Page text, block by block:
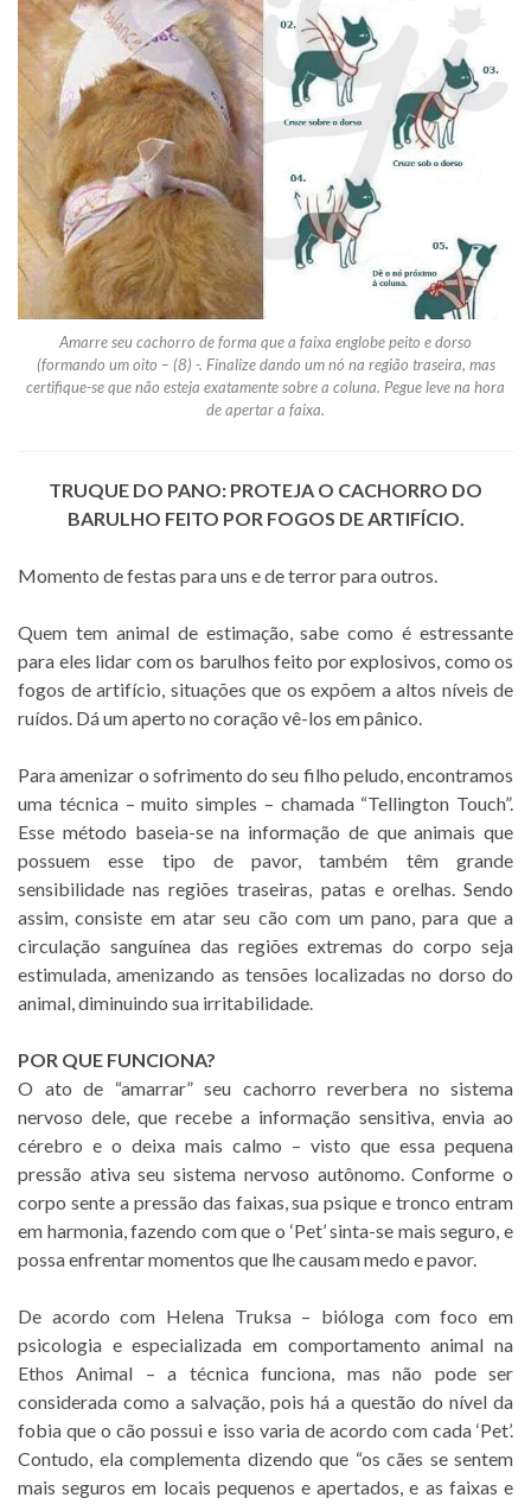
Amarre seu cachorro de forma que a faixa englobe peito e dorso
(formando um oito – (8) -. Finalize dando um nó na região traseira, mas
certifique-se que não esteja exatamente sobre a coluna. Pegue leve na hora
de apertar a faixa.
TRUQUE DO PANO: PROTEJA O CACHORRO DO
BARULHO FEITO POR FOGOS DE ARTIFÍCIO.
Momento de festas para uns e de terrorpara outros.
Quem tem animal de estimação, sabe como é estressante
para eles lidar com os barulhos feito por explosivos, como os
fogos de artifício, situações que os expõem a altos níveis de
ruídos. Dá um aperto no coração vê-los em pânico.
Para amenizar o sofrimento do seu filho peludo, encontramos
uma técnica – muito simples – chamada “Tellington Touch”.
Esse método baseia-se na informação de que animais que
possuem esse tipo de pavor, também têm grande
sensibilidade nas regiões traseiras, patas e orelhas. Sendo
assim, consiste em atar seu cão com um pano, para que a
circulação sanguínea das regiões extremas do corpo seja
estimulada, amenizando as tensões localizadas no dorso do
animal, diminuindo sua irritabilidade.
POR QUE FUNCIONA?
O ato de “amarrar” seu cachorro reverbera no sistema
nervoso dele, que recebe a informação sensitiva, envia ao
cérebro e o deixa mais calmo – visto que essa pequena
pressão ativa seu sistema nervoso autônomo. Conforme o
corpo sente a pressão das faixas, sua psique e tronco entram
em harmonia, fazendo com que o ‘Pet’ sinta-se mais seguro, e
possa enfrentar momentos que lhe causam medo e pavor.
De acordo com Helena Truksa – bióloga com foco em
psicologia e especializada em comportamento animal na
Ethos Animal – a técnica funciona, mas não pode ser
considerada como a salvação, pois há a questão do nível da
fobia que o cão possui e isso varia de acordo com cada ‘Pet’.
Contudo, ela complementa dizendo que “os cães se sentem
mais seguros em locais pequenos e apertados, e as faixas e